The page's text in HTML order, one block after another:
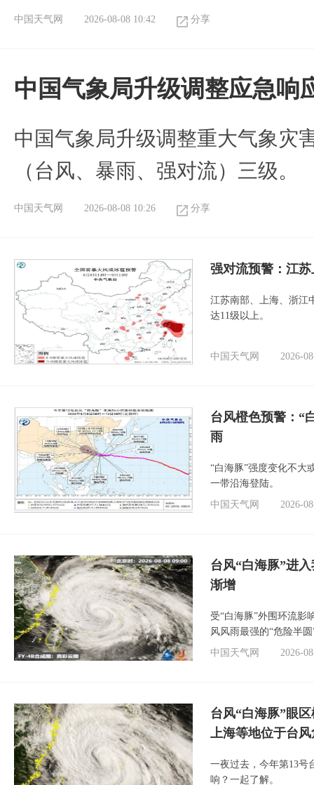
中国天气网 2026-08-08 10:42 分享
中国气象局升级调整应急响
中国气象局升级调整重大气象灾
（台风、暴雨、强对流）三级。
中国天气网 2026-08-08 10:26 分享
强对流预警：江
江苏南部、上海、浙江
达11级以上。
中国天气网 2026-
台风橙色预警：“
雨
“白海豚”强度变化不大
一带沿海登陆。
中国天气网
2026-
台风“白海豚”进
渐增
受“白海豚”外围环流影
风风雨最强的“危险半
中国天气网
2026-
台风“白海豚”眼
上海等地位于台
一夜过去，今年第13号
响？一起了解。